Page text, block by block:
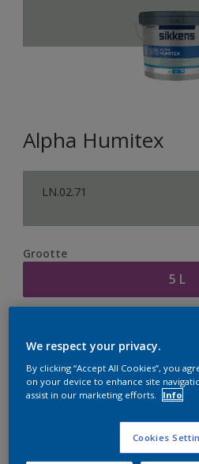
Alpha Humitex
LN.02.71
Grootte
5 L
er hard aan om de voorraad
We respect your privacy.
By clicking “Accept All Cookies”, you
on your device to enhance site
assist in our marketing efforts.
Info
Cookies